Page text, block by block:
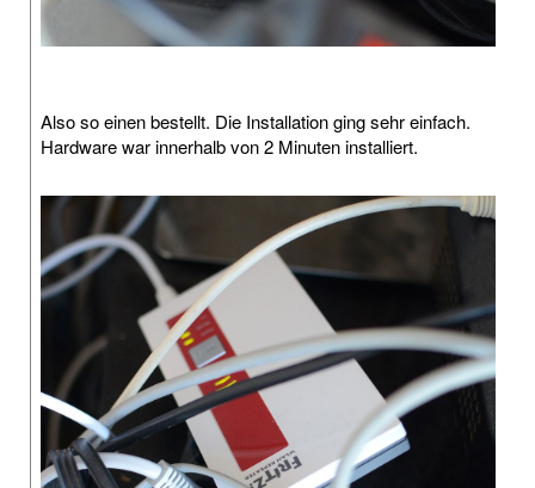
Also so einen bestellt. Die Installation ging sehr einfach.
Hardware war innerhalb von 2 Minuten installiert.